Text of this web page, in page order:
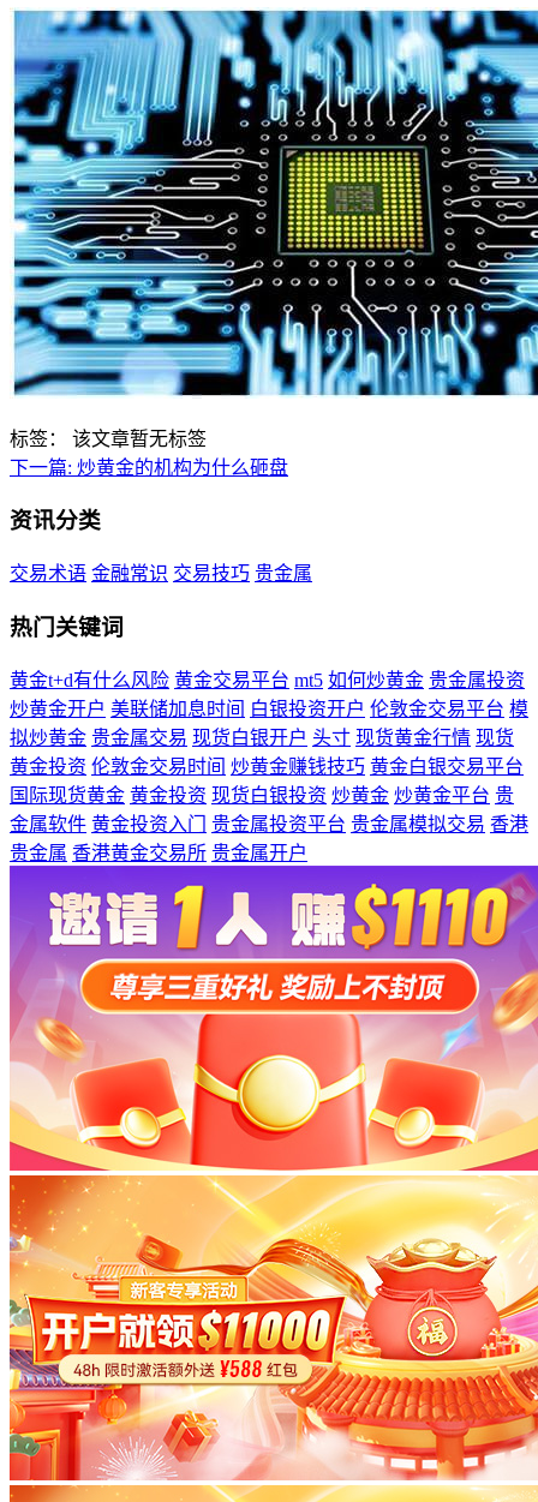
标签：
该文章暂无标签
下一篇: 炒黄金的机构为什么砸盘
资讯分类
交易术语 金融常识 交易技巧 贵金属
热门关键词
黄金t+d有什么风险 黄金交易平台 mt5 如何炒黄金 贵金属投资
炒黄金开户 美联储加息时间 白银投资开户 伦敦金交易平台 模
拟炒黄金 贵金属交易 现货白银开户 头寸 现货黄金行情 现货
黄金投资 伦敦金交易时间 炒黄金赚钱技巧 黄金白银交易平台
国际现货黄金 黄金投资 现货白银投资 炒黄金 炒黄金平台 贵
金属软件 黄金投资入门 贵金属投资平台 贵金属模拟交易 香港
贵金属 香港黄金交易所 贵金属开户